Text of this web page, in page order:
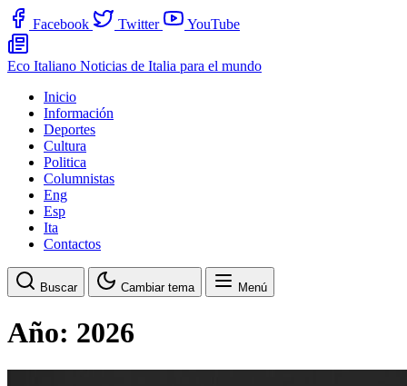
Facebook Twitter YouTube
Eco Italiano Noticias de Italia para el mundo
Inicio
Información
Deportes
Cultura
Politica
Columnistas
Eng
Esp
Ita
Contactos
Buscar Cambiar tema Menú
Año: 2026